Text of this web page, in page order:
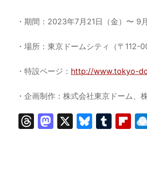
・期間：2023年7月21日（金）〜 9
・場所：東京ドームシティ（〒
・特設ページ： http://www.tokyo-
・企画制作：株式会社東京ドーム、
T
M X
Bl T
Fl